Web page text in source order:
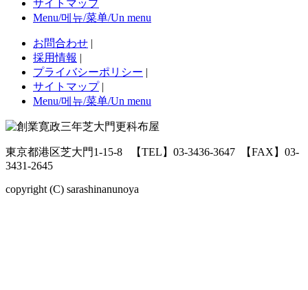
サイトマップ
Menu/메뉴/菜单/Un menu
お問合わせ |
採用情報 |
プライバシーポリシー |
サイトマップ|
Menu/메뉴/菜单/Un menu
東京都港区芝大門1-15-8 【TEL】03-3436-3647
【FAX】03-
3431-2645
copyright (C) sarashinanunoya